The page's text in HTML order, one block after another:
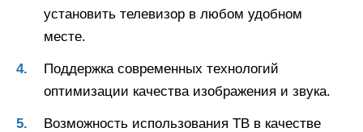
установить телевизор в любом удобном
месте.
Поддержка современных технологий
оптимизации качества изображения и звука.
Возможность использования ТВ в качестве